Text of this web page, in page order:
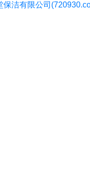
保洁有限公司